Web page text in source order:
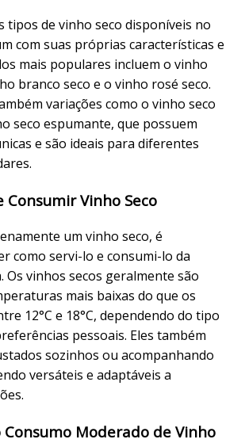
tipos de vinho seco disponíveis no
com suas próprias características e
mais populares incluem o vinho
branco seco e o vinho rosé seco.
variações como o vinho seco
seco espumante, que possuem
e são ideais para diferentes
Consumir Vinho Seco
um vinho seco, é
como servi-lo e consumi-lo da
Os vinhos secos geralmente são
mais baixas do que os
12°C e 18°C, dependendo do tipo
pessoais. Eles também
sozinhos ou acompanhando
versáteis e adaptáveis a
Consumo Moderado de Vinho